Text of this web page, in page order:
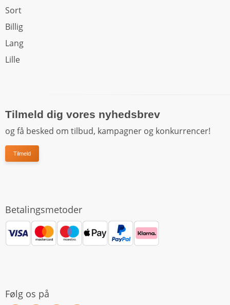
Sort
Billig
Lang
Lille
Tilmeld dig vores nyhedsbrev
og få besked om tilbud, kampagner og konkurrencer!
Tilmeld
Betalingsmetoder
Følg os på